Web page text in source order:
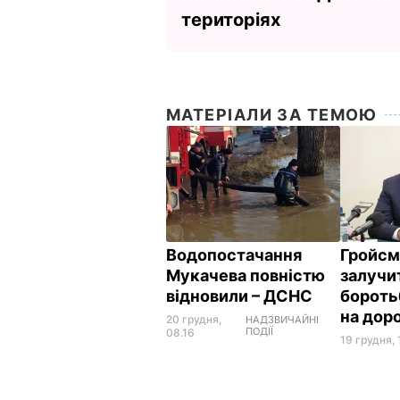
територіях
МАТЕРІАЛИ ЗА ТЕМОЮ
Водопостачання
Мукачева повністю
відновили – ДСНС
20 грудня,
08.16
НАДЗВИЧАЙНІ
ПОДІЇ
на
19 грудня,